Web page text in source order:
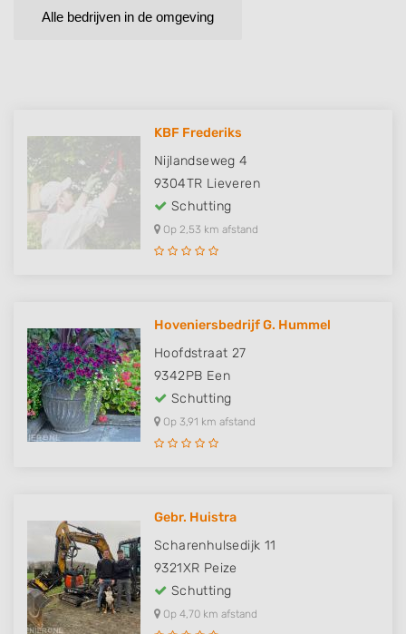
Alle bedrijven in de omgeving
KBF Frederiks
Nijlandseweg 4
9304TR Lieveren
Schutting
Op 2,53 km afstand
Hoveniersbedrijf G. Hummel
Hoofdstraat 27
9342PB Een
Schutting
Op 3,91 km afstand
Gebr. Huistra
Scharenhulsedijk 11
9321XR Peize
Schutting
Op 4,70 km afstand